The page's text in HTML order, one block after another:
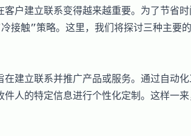
户建立联系变得越来越重要。为了节省
接触”策略。这里，我们将探讨三种主要
建立联系并推广产品或服务。通过自动
人的特定信息进行个性化定制。这样一